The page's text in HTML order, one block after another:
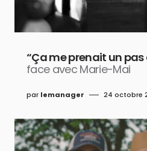
“Ça me prenait un pas
face avec Marie-Mai
par lemanager 24 octobre